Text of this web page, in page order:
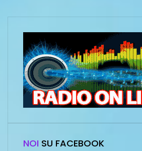
NOI SU FACEBOOK